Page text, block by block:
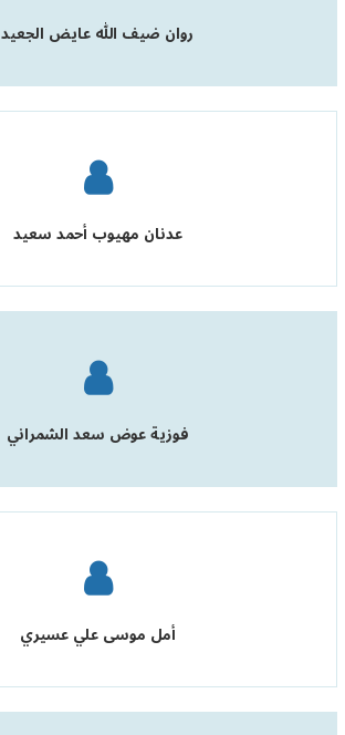
روان ضيف الله عايض الجعيد
عدنان مهيوب أحمد سعيد
فوزية عوض سعد الشمراني
أمل موسى علي عسيري